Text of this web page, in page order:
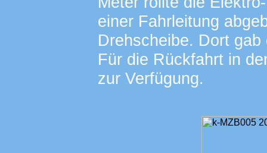
einer Fahrleitung
Drehscheibe. Dort
Für die Rückfahrt in
zur Verfügung.